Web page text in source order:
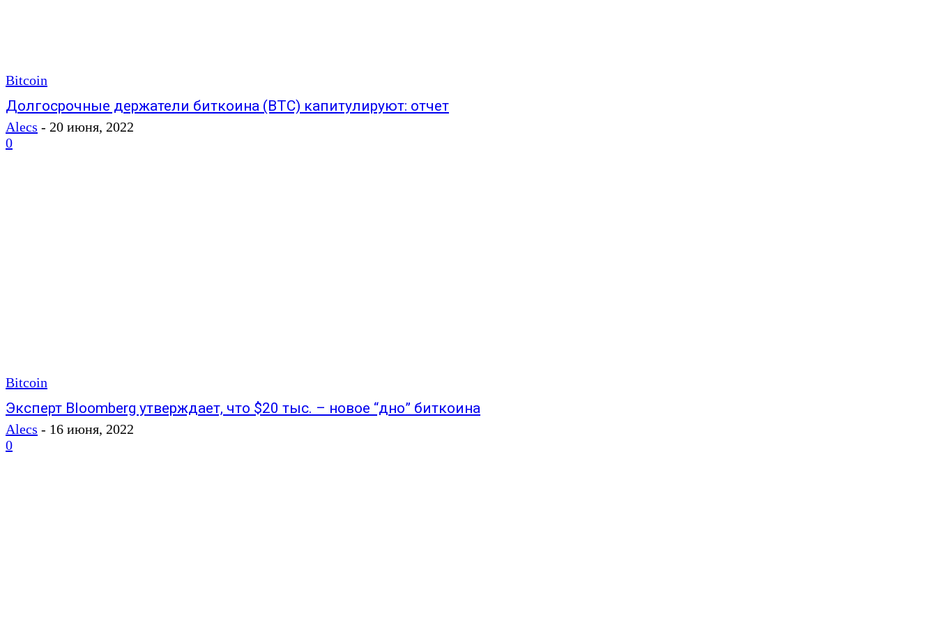
Bitcoin
Долгосрочные держатели биткоина (BTC) капитулируют: отчет
Alecs - 20 июня, 2022
0
Bitcoin
Эксперт Bloomberg утверждает, что $20 тыс. – новое “дно” биткоина
Alecs - 16 июня, 2022
0